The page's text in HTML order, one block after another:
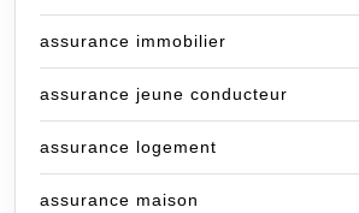
assurance immobilier
assurance jeune conducteur
assurance logement
assurance maison